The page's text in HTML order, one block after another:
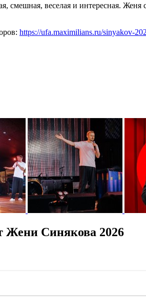
веселая и интересная. Женя
https://ufa.maximilians.ru/sinyakov-
Жени Синякова 2026